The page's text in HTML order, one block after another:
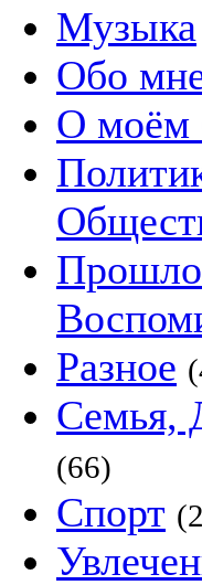
Музыка
Обо
О моём
Разное
Семья,
(66)
Спорт